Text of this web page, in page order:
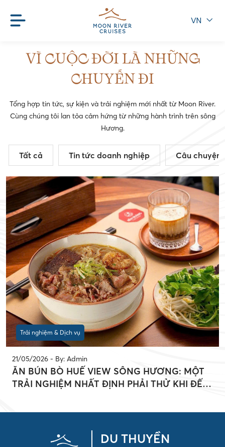
VN
VÌ CUỘC ĐỜI LÀ NHỮNG
CHUYẾN ĐI
Tổng hợp tin tức, sự kiện và trải nghiệm mới nhất từ Moon River.
Cùng chúng tôi lan tỏa cảm hứng từ những hành trình trên sông
Hương.
Tất cả Tin tức doanh nghiệp Câu chuyện
Trải nghiệm & Dịch vụ
21/05/2026 - By: Admin
ĂN BÚN BÒ HUẾ VIEW SÔNG HƯƠNG: MỘT
TRẢI NGHIỆM NHẤT ĐỊNH PHẢI THỬ KHI ĐẾN
DU THUYỀN